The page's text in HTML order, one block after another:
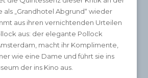
als „Grandhotel Abgrund“ wieder
aus ihren vernichtenden Urteilen
aus: der elegante Pollock
macht ihr Komplimente,
wie eine Dame und führt sie ins
der ins Kino aus.